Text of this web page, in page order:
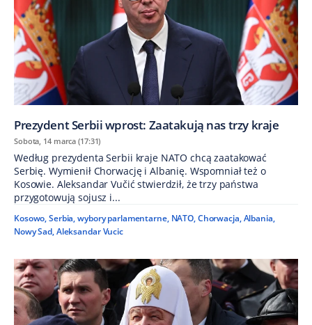
Prezydent Serbii wprost: Zaatakują nas trzy kraje
Sobota, 14 marca (17:31)
Według prezydenta Serbii kraje NATO chcą zaatakować
Serbię. Wymienił Chorwację i Albanię. Wspomniał też o
Kosowie. Aleksandar Vučić stwierdził, że trzy państwa
przygotowują sojusz i...
Kosowo,Serbia,wybory parlamentarne, NATO,Chorwacja,Albania,
Nowy Sad,Aleksandar Vucic